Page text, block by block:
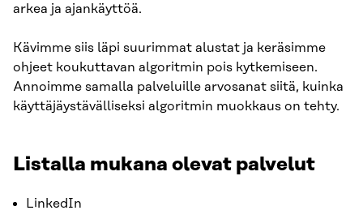
arkea ja ajankäyttöä.
Kävimme siis läpi suurimmat alustat ja keräsimme
ohjeet koukuttavan algoritmin pois kytkemiseen.
Annoimme samalla palveluille arvosanat siitä, kuinka
käyttäjäystävälliseksi algoritmin muokkaus on tehty.
Listalla mukana olevat palvelut
LinkedIn